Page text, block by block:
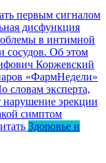
первым сигналом
дисфункция
в интимной
сосудов. Об этом
Коржевский
«ФармНедели»
словам эксперта,
эрекции
симптом
Здоровье и